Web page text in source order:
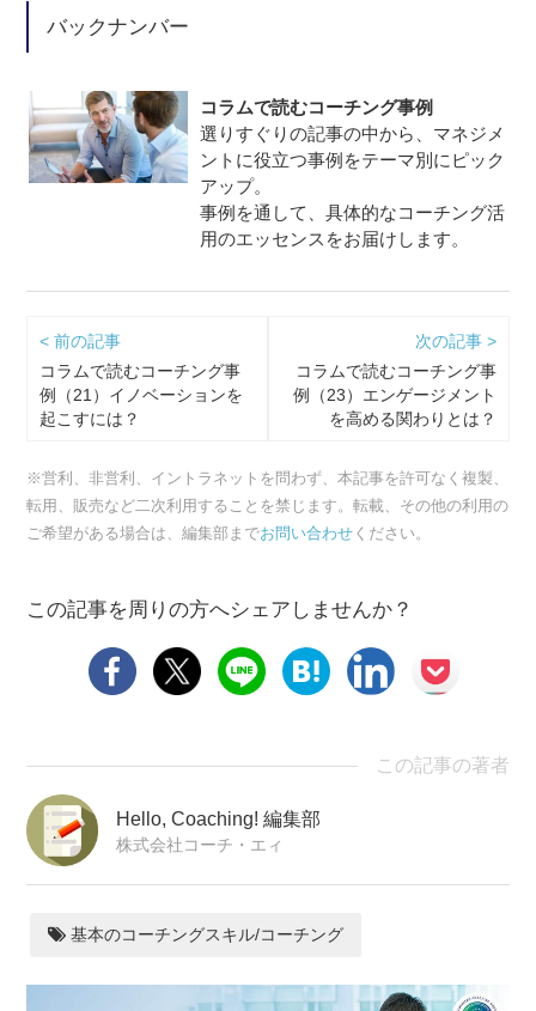
バックナンバー
コラムで読むコーチング事例
選りすぐりの記事の中から、マネジメ
ントに役立つ事例をテーマ別にピック
アップ。
事例を通して、具体的なコーチング活
用のエッセンスをお届けします。
< 前の記事
コラムで読むコーチング事
例（21）イノベーションを
起こすには？
次の記事 >
コラムで読むコーチング事
例（23）エンゲージメント
を高める関わりとは？
※営利、非営利、イントラネットを問わず、本記事を許可なく複製、
転用、販売など二次利用することを禁じます。転載、その他の利用の
ご希望がある場合は、編集部までお問い合わせ ください。
この記事を周りの方へシェアしませんか？
この記事の著者
Hello, Coaching! 編集部
株式会社コーチ・エィ
基本のコーチングスキル/コーチング